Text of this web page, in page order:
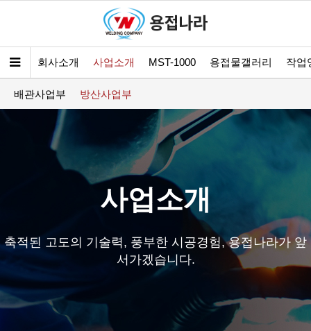
회사소개 사업소개 MST-1000 용접물갤러리 작업
배관사업부 방산사업부
사업소개
축적된 고도의 기술력, 풍부한 시공경험, 용접나라가 앞
서가겠습니다.